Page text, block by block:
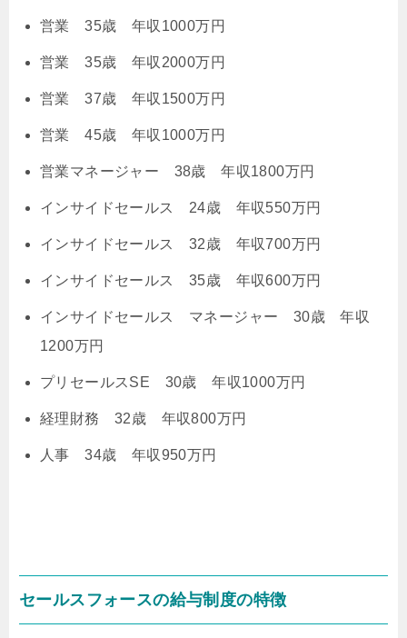
営業 35歳 年収1000万円
営業 35歳 年収2000万円
営業 37歳 年収1500万円
営業 45歳 年収1000万円
営業マネージャー 38歳 年収1800万円
インサイドセールス 24歳 年収550万円
インサイドセールス 32歳 年収700万円
インサイドセールス 35歳 年収600万円
インサイドセールス マネージャー 30歳 年収
1200万円
プリセールスSE 30歳 年収1000万円
経理財務 32歳 年収800万円
人事 34歳 年収950万円
セールスフォースの給与制度の特徴